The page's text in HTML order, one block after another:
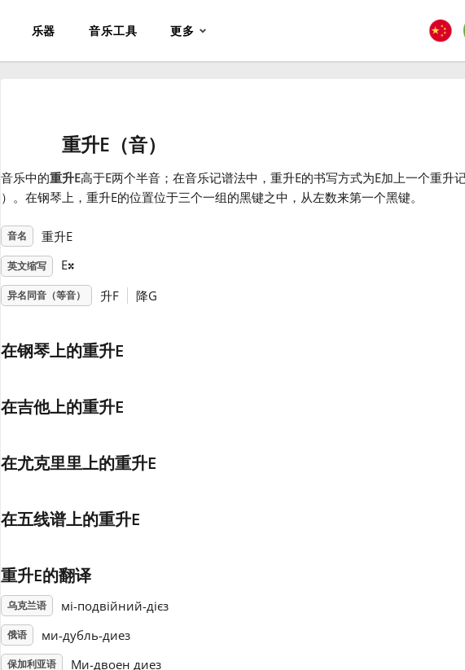
乐器 音乐工具 更多
重升E（音）
音乐中的重升E高于E两个半音；在音乐记谱法中，重升E的书写方式为E加上一个重升
）。在钢琴上，重升E的位置位于三个一组的黑键之中，从左数来第一个黑键。
音名 重升E
英文缩写 E𝄪
异名同音（等音） 升F 降G
在钢琴上的重升E
在吉他上的重升E
在尤克里里上的重升E
在五线谱上的重升E
重升E的翻译
乌克兰语 мі-подвійний-дієз
俄语 ми-дубль-диез
保加利亚语 Ми-двоен диез